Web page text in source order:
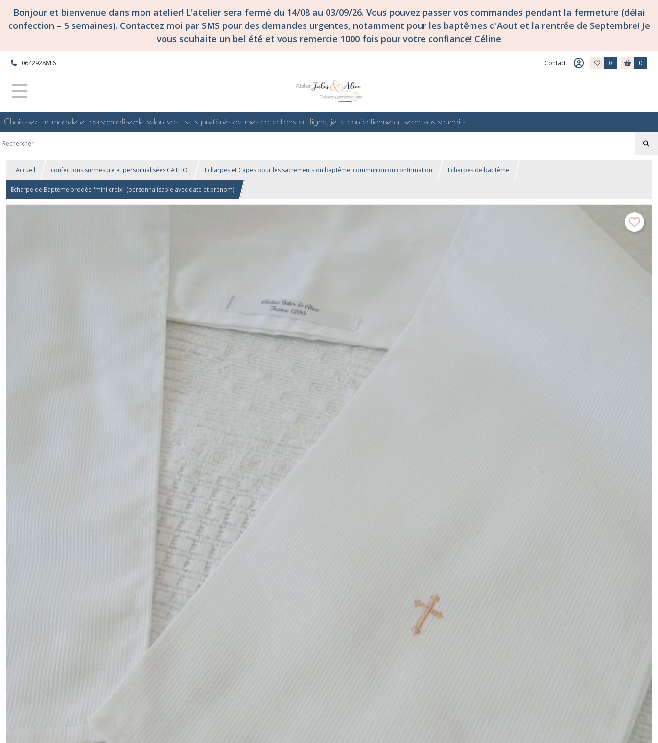
Bonjour et bienvenue dans mon atelier! L'atelier sera fermé du 14/08 au 03/09/26. Vous pouvez passer vos commandes pendant la fermeture (délai
confection = 5 semaines). Contactez moi par SMS pour des demandes urgentes, notamment pour les baptêmes d'Aout et la rentrée de Septembre! Je
vous souhaite un bel été et vous remercie 1000 fois pour votre confiance! Céline
0642928816 Contact 0 0
Choisissez un modèle et personnalisez-le selon vos tissus préférés de mes collections en ligne, je le confectionnerai selon vos souhaits
Accueil confections surmesure et personnalisées CATHO! Echarpes et Capes pour les sacrements du baptême, communion ou confirmation Echarpes de baptême
Echarpe de Baptême brodée "mini croix" (personnalisable avec date et prénom)